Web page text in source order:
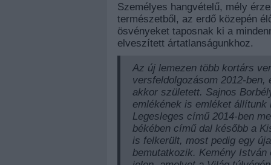
Személyes hangvételű, mély
természetből, az erdő közepén
ösvényeket taposnak ki a
elveszített ártatlanságunkhoz.
Az új lemezen több kortárs
versfeldolgozásom 2012-
akkor született. Sajnos
emlékének is emléket
Legesleges című 2014-ben
békében című dal később a
is felkerült, most pedig egy
bemutatkozik. Kemény